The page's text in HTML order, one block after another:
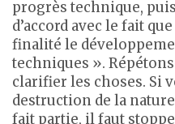
progrès technique,
d’accord avec le fait
finalité le
techniques ».
clarifier les choses. Si
destruction de la
fait partie, il faut